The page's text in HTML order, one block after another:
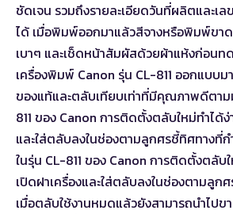
ชัดเจน รวมถึงรายละเอียดวันที่ผลิตและเ
ได้ เมื่อพิมพ์ออกมาแล้วสีจางหรือพิมพ์ขา
เบาๆ และเช็ดหน้าสัมผัสด้วยผ้าแห้งก่อนท
เครื่องพิมพ์ Canon รุ่น CL-811 ออกแบบ
ของแท้และตลับเทียบเท่าที่มีคุณภาพดีตาม
811 ของ Canon การติดตั้งตลับใหม่ทำได้
และใส่ตลับลงในช่องตามลูกศรชี้ทิศทางที่
ในรุ่น CL-811 ของ Canon การติดตั้งตลับ
เปิดฝาเครื่องและใส่ตลับลงในช่องตามลูก
เมื่อตลับใช้งานหมดแล้วยังสามารถนำไปข